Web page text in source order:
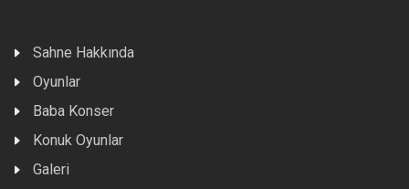
Sahne Hakkında
Oyunlar
Baba Konser
Konuk Oyunlar
Galeri